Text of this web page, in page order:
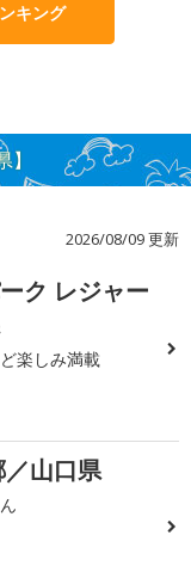
キング
2026/08/09 更新
ク レジャー
楽しみ満載
山口県